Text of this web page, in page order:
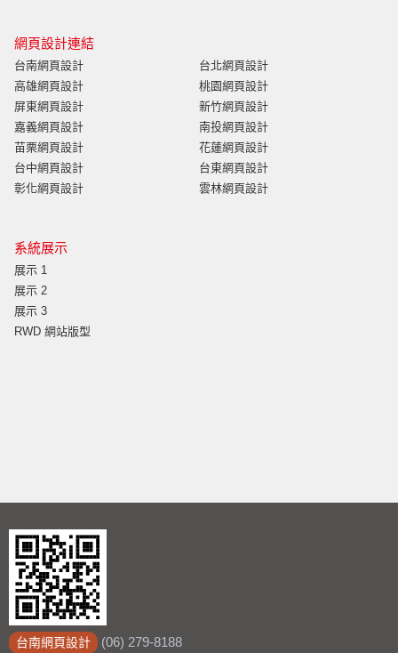
網頁設計連結
台南網頁設計
高雄網頁設計
屏東網頁設計
嘉義網頁設計
苗栗網頁設計
台中網頁設計
彰化網頁設計
台北網頁設計
桃園網頁設計
新竹網頁設計
南投網頁設計
花蓮網頁設計
台東網頁設計
雲林網頁設計
系統展示
展示 1
展示 2
展示 3
RWD 網站版型
台南網頁設計 (06) 279-8188